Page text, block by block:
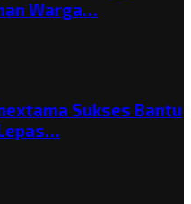
Warga…
Sukses Bantu